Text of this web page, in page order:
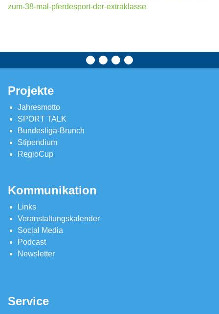
zum-38-mal-pferdesport-der-extraklasse
Projekte
Jahresmotto
SPORT TALK
Bundesliga-Brunch
Stipendium
RegioCup
Kommunikation
Links
Veranstaltungskalender
Social Media
Podcast
Newsletter
Service